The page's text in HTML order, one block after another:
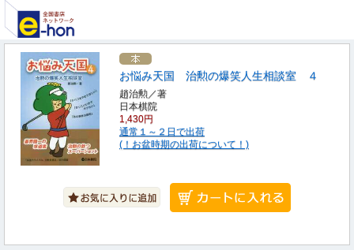
お悩み天国 治勲の爆笑人生相談室 ４
趙治勲／著
日本棋院
1,430円
通常１～２日で出荷
(！お盆時期の出荷について！)